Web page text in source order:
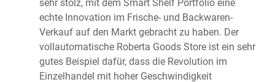
echte Innovation im Frische- und Backwaren-
Verkauf auf den Markt gebracht zu haben. Der
vollautomatische Roberta Goods Store ist ein sehr
gutes Beispiel dafür, dass die Revolution im
Einzelhandel mit hoher Geschwindigkeit